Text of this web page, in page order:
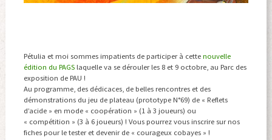
Pétulia et moi sommes impatients de participer à cette nouvelle
édition du PAGSlaquelle va se dérouler les 8 et 9 octobre, au Parc des
exposition de PAU !
Au programme, des dédicaces, de belles rencontres et des
démonstrations du jeu de plateau (prototype N°69) de « Reflets
d’acide » en mode « coopération » (1 à 3 joueurs) ou
« compétition » (3 à 6 joueurs) ! Vous pourrez vous inscrire sur nos
fiches pour le tester et devenir de « courageux cobayes » !